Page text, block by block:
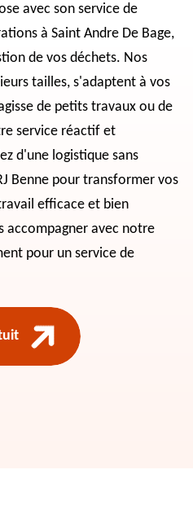
avec son service de
à Saint Andre De Bage,
de vos déchets. Nos
tailles, s'adaptent à vos
de petits travaux ou de
service réactif et
d'une logistique sans
Benne pour transformer vos
efficace et bien
accompagner avec notre
pour un service de